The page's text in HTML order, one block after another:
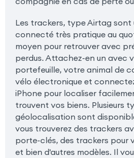
Les trackers, type Airtag
connecté très pratique au
moyen pour retrouver avec
perdus. Attachez-en un avec
portefeuille, votre animal de
vélo électronique et
iPhone pour localiser
trouvent vos biens. Plusieurs
géolocalisation sont
vous trouverez des trackers
porte-clés, des trackers pour
et bien d'autres modèles. Il